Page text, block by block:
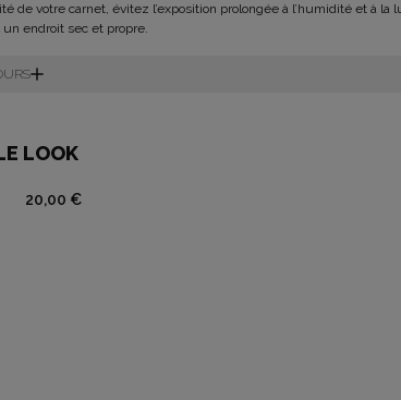
de votre carnet, évitez l’exposition prolongée à l’humidité et à la
endroit sec et propre.
LOOK
20,00 €